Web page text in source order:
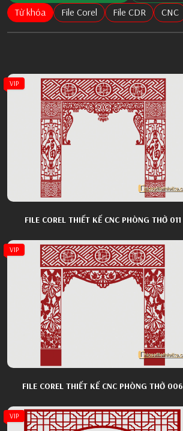
Từ khóa
File Corel File CDR CNC
VIP
FILE COREL THIẾT KẾ CNC PHÒNG THỜ 011
VIP
FILE COREL THIẾT KẾ CNC PHÒNG THỜ 006
VIP